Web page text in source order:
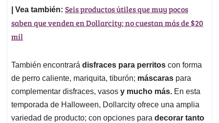
| Vea también: Seis productos útiles que muy pocos
saben que venden en Dollarcity; no cuestan más de $20
mil
También encontrará disfraces para perritos con forma
de perro caliente, mariquita, tiburón; máscaras para
complementar disfraces, vasos y mucho más. En esta
temporada de Halloween, Dollarcity ofrece una amplia
variedad de producto; con opciones para decorar tanto